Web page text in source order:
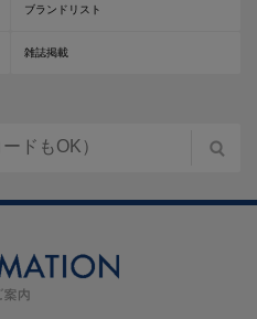
ブランドリスト
雑誌掲載